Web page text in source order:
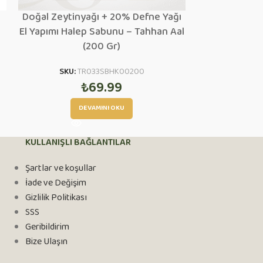
Doğal Zeytinyağı + 20% Defne Yağı
El Yapımı Halep Sabunu – Tahhan Aal
(200 Gr)
SKU:TR033SBHK00200
₺69.99
DEVAMINI OKU
KULLANIŞLI BAĞLANTILAR
Şartlar ve koşullar
İade ve Değişim
Gizlilik Politikası
SSS
Geribildirim
Bize Ulaşın